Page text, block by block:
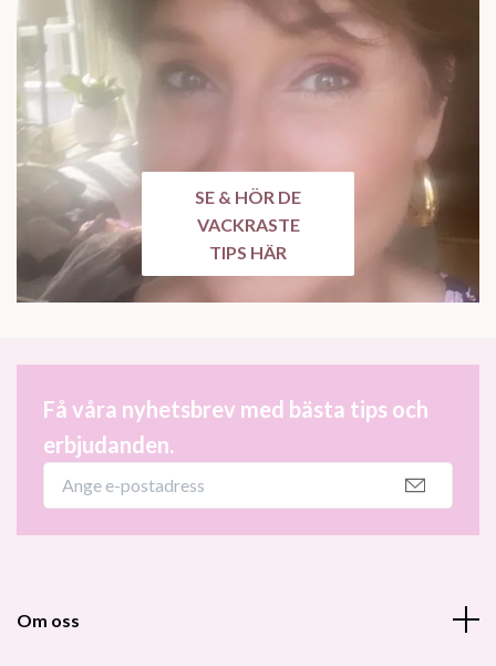
SE & HÖR DE
VACKRASTE
TIPS HÄR
Få våra nyhetsbrev med bästa tips och
erbjudanden.
Om oss